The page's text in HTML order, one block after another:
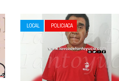
LOCAL POLICIACA